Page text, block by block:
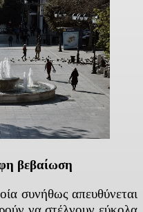
βεβαίωση
συνήθως απευθύνεται